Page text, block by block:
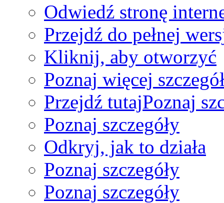
Odwiedź stronę
Przejdź do pełnej
Kliknij, aby otworzyć
Poznaj więcej
Przejdź tutajPoznaj
Poznaj szczegóły
Odkryj, jak to działa
Poznaj szczegóły
Poznaj szczegóły